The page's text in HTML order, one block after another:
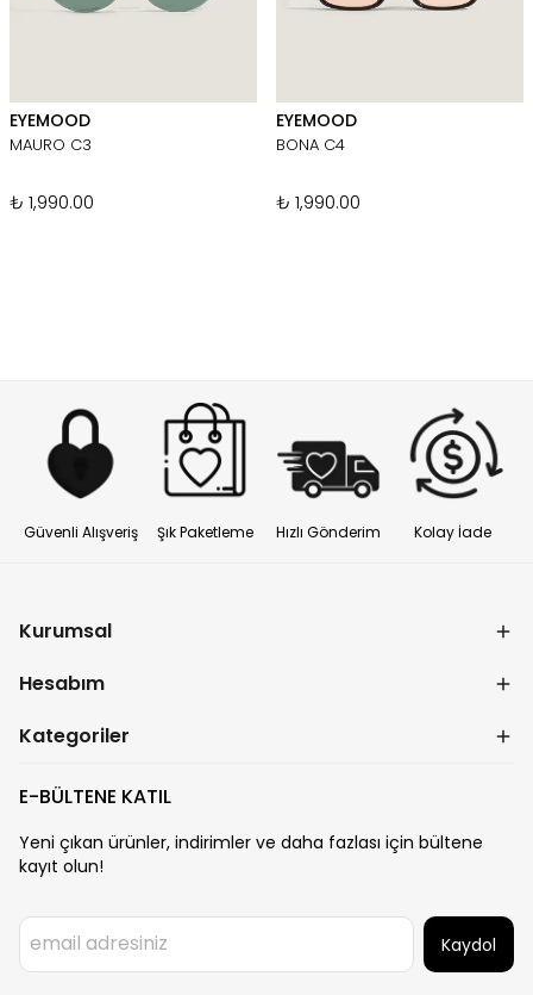
EYEMOOD
MAURO C3
₺ 1,990.00
EYEMOOD
BONA C4
₺ 1,990.00
Güvenli Alışveriş Şık Paketleme Hızlı Gönderim Kolay İade
Kurumsal
Hesabım
Kategoriler
E-BÜLTENE KATIL
Yeni çıkan ürünler, indirimler ve daha fazlası için bültene
kayıt olun!
Kaydol